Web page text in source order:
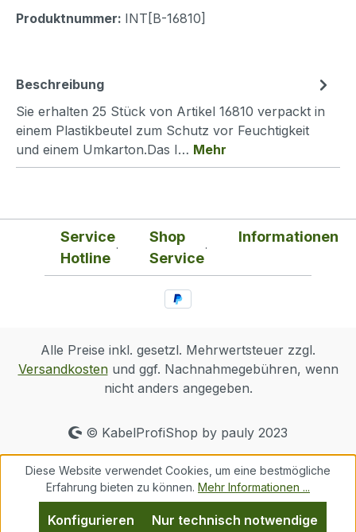
Produktnummer: INT[B-16810]
Beschreibung
Sie erhalten 25 Stück von Artikel 16810 verpackt in
einem Plastikbeutel zum Schutz vor Feuchtigkeit
und einem Umkarton.Das I… Mehr
Service
Hotline
Shop
Service
Informationen
Alle Preise inkl. gesetzl. Mehrwertsteuer zzgl.
Versandkostenund ggf. Nachnahmegebühren, wenn
nicht anders angegeben.
© KabelProfiShop by pauly 2023
Diese Website verwendet Cookies, um eine bestmögliche
Erfahrung bieten zu können. Mehr Informationen ...
Nur technisch notwendige
Konfigurieren